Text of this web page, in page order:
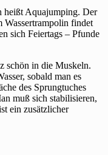
heißt Aquajumping. Der
Wassertrampolin findet
sich Feiertags – Pfunde
schön in die Muskeln.
sobald man es
des Sprungtuches
muß sich stabilisieren,
ein zusätzlicher